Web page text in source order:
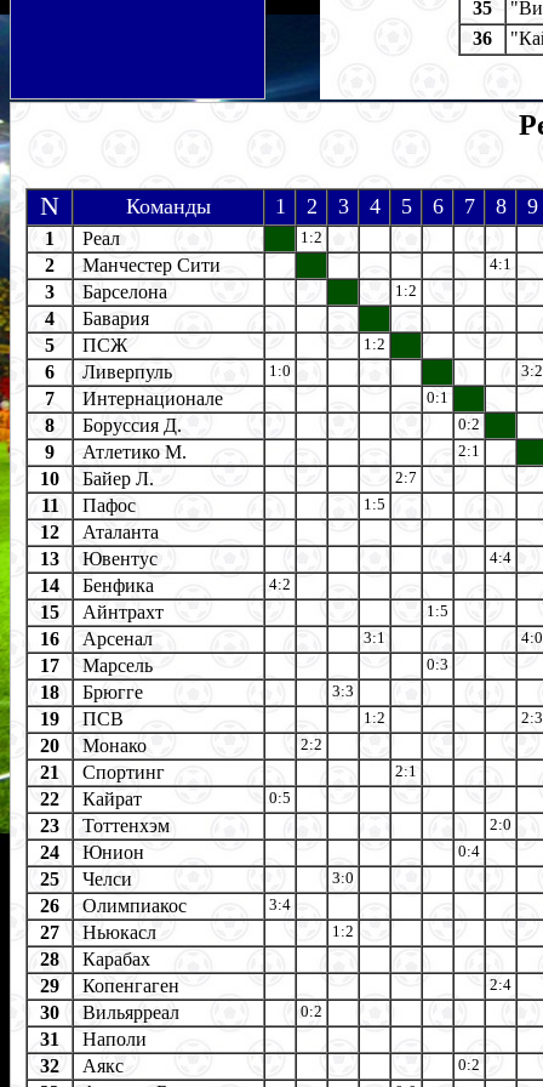
35
36
N Команды 1 2 3 4 5 6 7 8 9
1 Реал 1:2
2 Манчестер Сити 4:1
3 Барселона 1:2
4
Бавария
5
ПСЖ 1:2
6 Ливерпуль 1:0 3:2
7 Интернационале 0:1
8 Боруссия Д. 0:2
9 Атлетико М. 2:1
10 Байер Л. 2:7
11 Пафос 1:5
12
Аталанта
13
Ювентус 4:4
14 Бенфика 4:2
15 Айнтрахт 1:5
16 Арсенал 3:1 4:0
17 Марсель 0:3
18 Брюгге 3:3
19 ПСВ 1:2 2:3
20 Монако 2:2
21 Спортинг 2:1
22 Кайрат 0:5
23 Тоттенхэм 2:0
24 Юнион 0:4
25 Челси 3:0
26 Олимпиакос 3:4
27 Ньюкасл 1:2
28
Карабах
29
Копенгаген 2:4
30 Вильярреал 0:2
31
Наполи
32
Аякс 0:2